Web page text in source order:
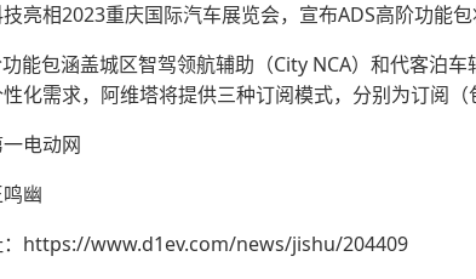
亮相2023重庆国际汽车展览会，宣布ADS高阶功能
能包涵盖城区智驾领航辅助（City NCA）和代客泊
化需求，阿维塔将提供三种订阅模式，分别为订阅
电动网
幽
https://www.d1ev.com/news/jishu/204409